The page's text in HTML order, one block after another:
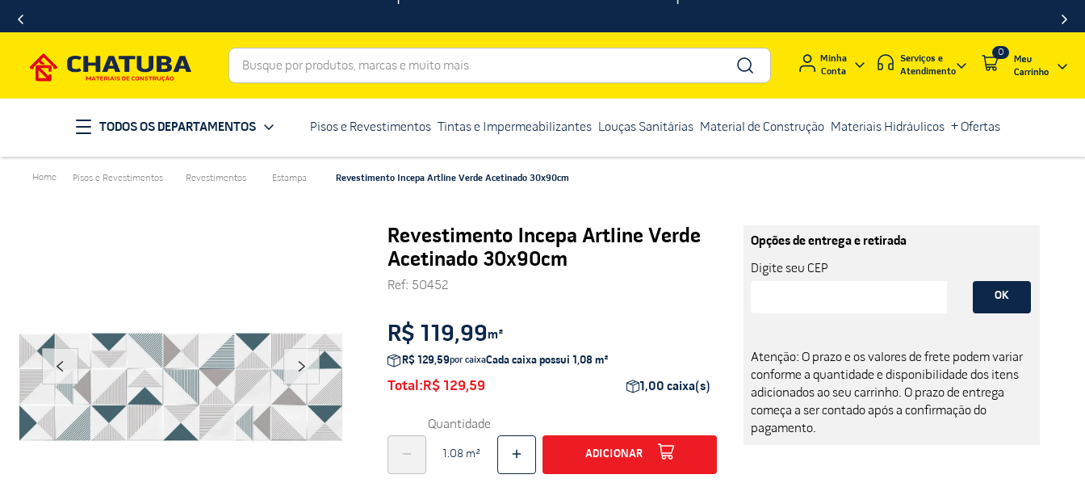
Busque por produtos, marcas e muito mais
Minha
Conta
Serviços e
Atendimento
0
TODOS OS DEPARTAMENTOS Pisos e Revestimentos Tintas e Impermeabilizantes Louças Sanitárias Material de Construção Materiais Hidráulicos + Ofertas
Pisos e Revestimentos Revestimentos Estampa Revestimento Incepa Artline Verde Acetinado 30x90cm
Revestimento Incepa Artline Verde
Acetinado 30x90cm
Ref: 50452
R$ 119,99m²
R$ 129,59por caixaCada caixa possui 1,08 m²
Total:R$ 129,59 1,00 caixa(s)
Quantidade
ADICIONAR
Opções de entrega e retirada
Digite seu CEP
OK
Atenção: O prazo e os valores de frete podem variar
conforme a quantidade e disponibilidade dos itens
adicionados ao seu carrinho. O prazo de entrega
começa a ser contado após a confirmação do
pagamento.
1 º porcelanato
2º telha
revestimento
9º telhas
10º porcelanato acetinado